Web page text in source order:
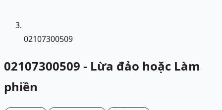
02107300509
02107300509 - Lừa đảo hoặc Làm
phiền